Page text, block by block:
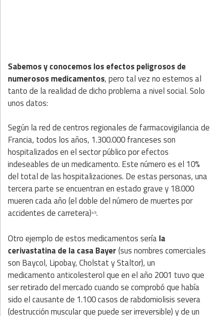
Sabemos y conocemos los efectos peligrosos de
numerosos medicamentos, pero tal vez no estemos al
tanto de la realidad de dicho problema a nivel social. Solo
unos datos:
Según la red de centros regionales de farmacovigilancia de
Francia, todos los años, 1.300.000 franceses son
hospitalizados en el sector público por efectos
indeseables de un medicamento. Este número es el 10%
del total de las hospitalizaciones. De estas personas, una
tercera parte se encuentran en estado grave y 18.000
mueren cada año (el doble del número de muertes por
accidentes de carretera)45.
Otro ejemplo de estos medicamentos seríala
cerivastatina de la casa Bayer(sus nombres comerciales
son Baycol, Lipobay, Cholstat y Staltor), un
medicamento anticolesterol que en el año 2001 tuvo que
ser retirado del mercado cuando se comprobó que había
sido el causante de 1.100 casos de rabdomiolisis severa
(destrucción muscular que puede ser irreversible) y de un